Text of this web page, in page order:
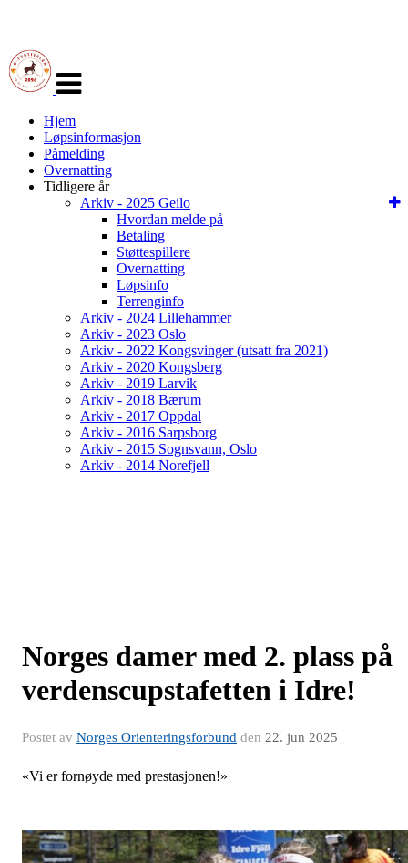
navigasjon
Hjem
Løpsinformasjon
Påmelding
Overnatting
Tidligere år
Arkiv - 2025 Geilo
Hvordan melde på
Betaling
Støttespillere
Overnatting
Løpsinfo
Terrenginfo
Arkiv - 2024 Lillehammer
Arkiv - 2023 Oslo
Arkiv - 2022 Kongsvinger (utsatt fra 2021)
Arkiv - 2020 Kongsberg
Arkiv - 2019 Larvik
Arkiv - 2018 Bærum
Arkiv - 2017 Oppdal
Arkiv - 2016 Sarpsborg
Arkiv - 2015 Sognsvann, Oslo
Arkiv - 2014 Norefjell
Norges damer med 2. plass på
verdenscupstafetten i Idre!
Postet av Norges Orienteringsforbund den 22. jun 2025
«Vi er fornøyde med prestasjonen!»